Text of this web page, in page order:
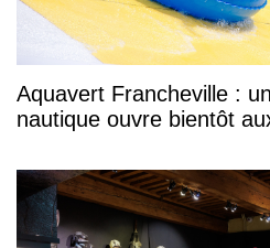
Aquavert Francheville :
nautique ouvre bientôt